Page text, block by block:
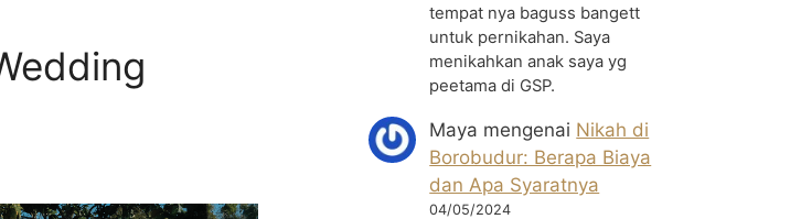
tempat nya baguss bangett
untuk pernikahan. Saya
menikahkan anak saya yg
peetama di GSP.
Maya mengenai Nikah di
Borobudur: Berapa Biaya
dan Apa Syaratnya
04/05/2024